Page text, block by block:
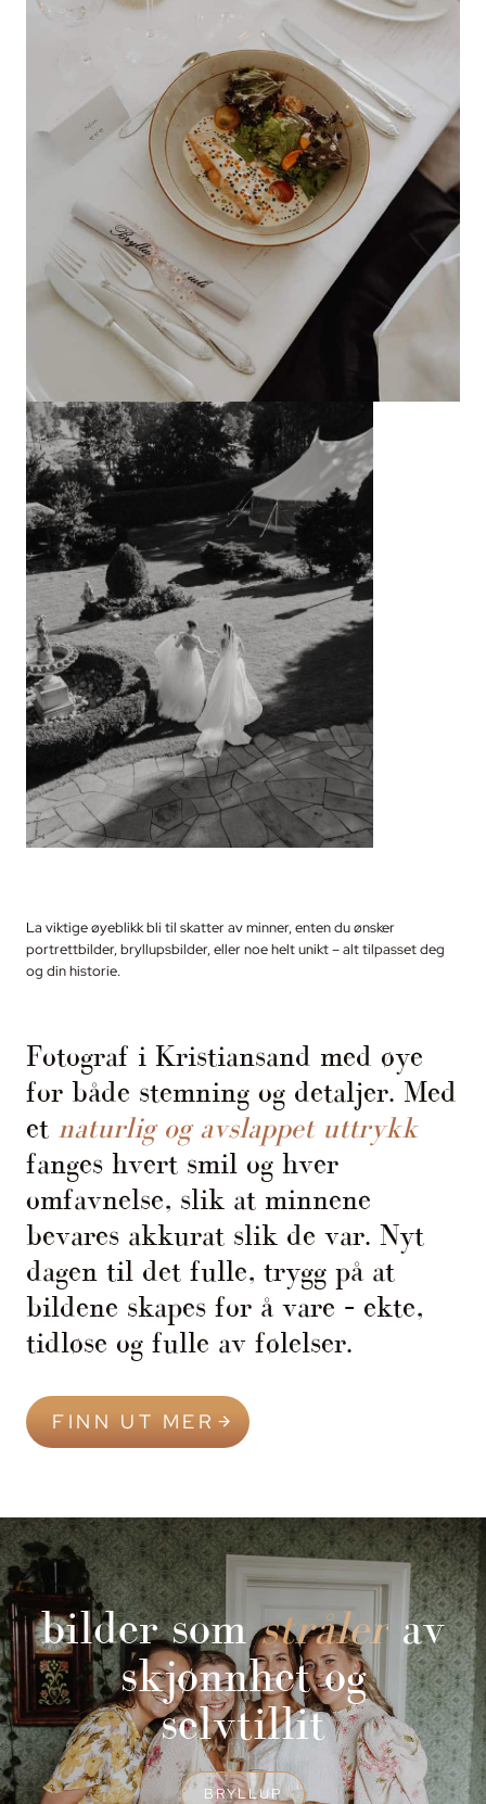
La viktige øyeblikk bli til skatter av minner, enten du ønsker
portrettbilder, bryllupsbilder, eller noe helt unikt – alt tilpasset deg
og din historie.
Fotograf i Kristiansand med øye
for både stemning og detaljer. Med
et naturlig og avslappet uttrykk
fanges hvert smil og hver
omfavnelse, slik at minnene
bevares akkurat slik de var. Nyt
dagen til det fulle, trygg på at
bildene skapes for å vare – ekte,
tidløse og fulle av følelser.
FINN UT MER
bilder somstrålerav
skjønnhet og
selvtillit
BRYLLUP